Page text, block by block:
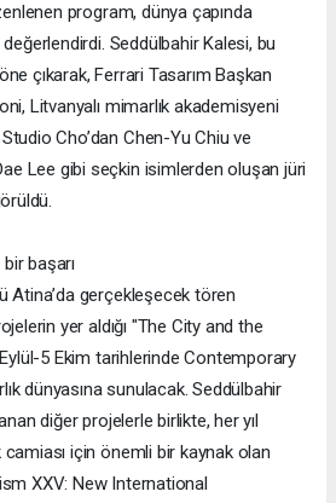
program, dünya çapında
Seddülbahir Kalesi, bu
çıkarak, Ferrari Tasarım Başkan
Litvanyalı mimarlık akademisyeni
Cho’dan Chen-Yu Chiu ve
Lee gibi seçkin isimlerden oluşan jüri
başarı
Atina’da gerçekleşecek tören
yer aldığı "The City and the
5 Ekim tarihlerinde Contemporary
dünyasına sunulacak. Seddülbahir
diğer projelerle birlikte, her yıl
camiası için önemli bir kaynak olan
XXV: New International